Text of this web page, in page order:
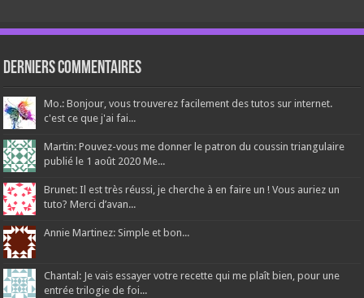
Derniers Commentaires
Mo.: Bonjour, vous trouverez facilement des tutos sur internet.
c'est ce que j'ai fai...
Martin: Pouvez-vous me donner le patron du coussin triangulaire
publié le 1 août 2020 Me...
Brunet: Il est très réussi, je cherche à en faire un ! Vous auriez un
tuto? Merci d’avan...
Annie Martinez: Simple et bon...
Chantal: Je vais essayer votre recette qui me plaît bien, pour une
entrée trilogie de foi...